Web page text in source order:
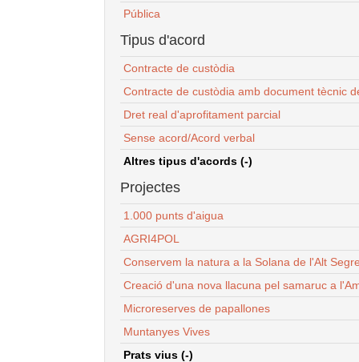
Pública
Tipus d'acord
Contracte de custòdia
Contracte de custòdia amb document tècnic
Dret real d'aprofitament parcial
Sense acord/Acord verbal
Altres tipus d'acords (-)
Projectes
1.000 punts d'aigua
AGRI4POL
Conservem la natura a la Solana de l'Alt
Creació d'una nova llacuna pel samaruc a
Microreserves de papallones
Muntanyes Vives
Prats vius (-)